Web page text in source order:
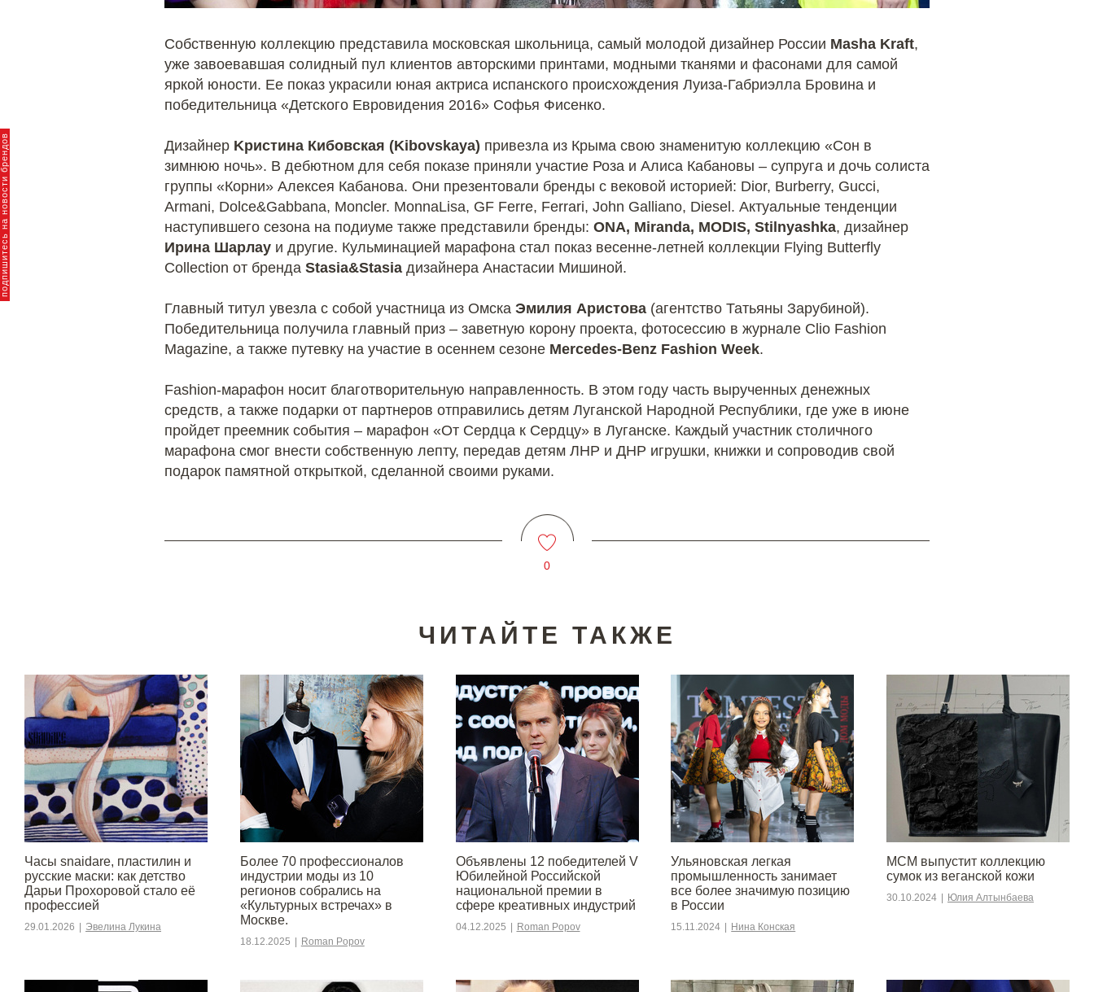
брендов
Собственную коллекцию представила московская школьница, самый молодой дизайнер России Masha Kraft,
уже завоевавшая солидный пул клиентов авторскими принтами, модными тканями и фасонами для самой
яркой юности. Ее показ украсили юная актриса испанского происхождения Луиза-Габриэлла Бровина и
победительница «Детского Евровидения 2016» Софья Фисенко.
Дизайнер Kристина Кибовская (Kibovskaya) привезла из Крыма свою знаменитую коллекцию «Сон в
зимнюю ночь». В дебютном для себя показе приняли участие Роза и Алиса Кабановы – супруга и дочь солиста
группы «Корни» Алексея Кабанова. Они презентовали бренды с вековой историей: Dior, Burberry, Gucci,
Armani, Dolce&Gabbana, Moncler. MonnaLisa, GF Ferre, Ferrari, John Galliano, Diesel. Актуальные тенденции
наступившего сезона на подиуме также представили бренды: ONA, Miranda, MODIS, Stilnyashka, дизайнер
Ирина Шарлау и другие. Кульминацией марафона стал показ весенне-летней коллекции Flying Butterfly
Collection от бренда Stasia&Stasia дизайнера Анастасии Мишиной.
Главный титул увезла с собой участница из Омска Эмилия Аристова (агентство Татьяны Зарубиной).
Победительница получила главный приз – заветную корону проекта, фотосессию в журнале Clio Fashion
Magazine, а также путевку на участие в осеннем сезоне Mercedes-Benz Fashion Week.
Fashion-марафон носит благотворительную направленность. В этом году часть вырученных денежных
средств, а также подарки от партнеров отправились детям Луганской Народной Республики, где уже в июне
пройдет преемник события – марафон «От Сердца к Сердцу» в Луганске. Каждый участник столичного
марафона смог внести собственную лепту, передав детям ЛНР и ДНР игрушки, книжки и сопроводив свой
подарок памятной открыткой, сделанной своими руками.
0
ЧИТАЙТЕ ТАКЖЕ
Часы snaidare, пластилин и
русские маски: как детство
Дарьи Прохоровой стало её
профессией
29.01.2026 Эвелина Лукина
Более 70 профессионалов
индустрии моды из 10
регионов собрались на
«Культурных встречах» в
Москве.
18.12.2025 Roman Popov
Объявлены 12 победителей V
Юбилейной Российской
национальной премии в
сфере креативных индустрий
04.12.2025 Roman Popov
Ульяновская легкая
промышленность занимает
все более значимую позицию
в России
15.11.2024 Нина Конская
MCM выпустит коллекцию
сумок из веганской кожи
30.10.2024 Юлия Алтынбаева